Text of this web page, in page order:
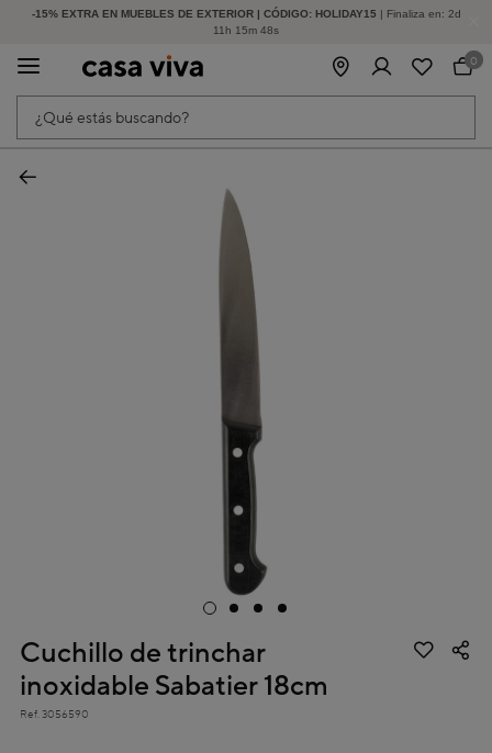
-15% EXTRA EN MUEBLES DE EXTERIOR | CÓDIGO: HOLIDAY15 | Finaliza en: 2d
11h 15m 47s
HASTA -60% DE DESCUENTO | SEGUNDAS REBAJAS
¿Qué estás buscando?
0
Cuchillo de trinchar
inoxidable Sabatier 18cm
Ref. 3056590